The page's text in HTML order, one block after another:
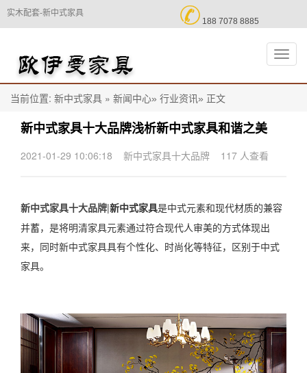
实木配套-新中式家具  188 7078 8885
切
换
导
当前位置: 新中式家具 » 新闻中心» 行业资讯» 正文
新中式家具十大品牌浅析新中式家具和谐之美
2021-01-29 10:06:18 新中式家具十大品牌 117 人查看
新中式家具十大品牌|新中式家具是中式元素和现代材质的兼容
并蓄，是将明清家具元素通过符合现代人审美的方式体现出
来，同时新中式家具具有个性化、时尚化等特征，区别于中式
家具。